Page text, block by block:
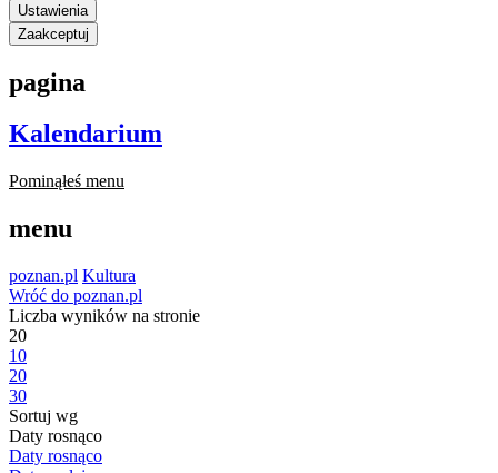
Ustawienia
Zaakceptuj
pagina
Kalendarium
Pominąłeś menu
menu
poznan.pl Kultura
Wróć do poznan.pl
Liczba wyników na stronie
20
10
20
30
Sortuj wg
Daty rosnąco
Daty rosnąco